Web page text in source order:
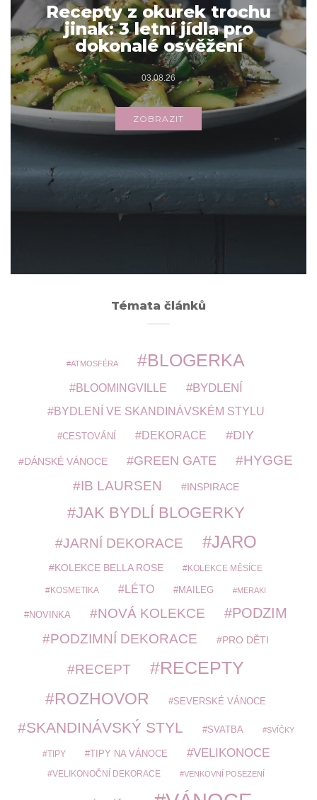
Recepty z okurek trochu
jinak: 3 letní jídla pro
dokonalé osvěžení
03.08.26
ZOBRAZIT
Archivy
Témata článků
ATMOSFÉRA BLOGERKA
BLOOMINGVILLE BYDLENÍ
BYDLENÍ VE SKANDINÁVSKÉM STYLU
CESTOVÁNÍ DEKORACE DIY
DÁNSKÉ VÁNOCE GREEN GATE HYGGE
IB LAURSEN INSPIRACE
JAK BYDLÍ BLOGERKY
JARNÍ DEKORACE JARO
KOLEKCE BELLA ROSE KOLEKCE MĚSÍCE
KOSMETIKA LÉTO MAILEG MERAKI
NOVINKA NOVÁ KOLEKCE PODZIM
PODZIMNÍ DEKORACE PRO DĚTI
RECEPT RECEPTY
ROZHOVOR SEVERSKÉ VÁNOCE
SKANDINÁVSKÝ STYL SVATBA SVÍČKY
TIPY TIPY NA VÁNOCE VELIKONOCE
VELIKONOČNÍ DEKORACE VENKOVNÍ POSEZENÍ